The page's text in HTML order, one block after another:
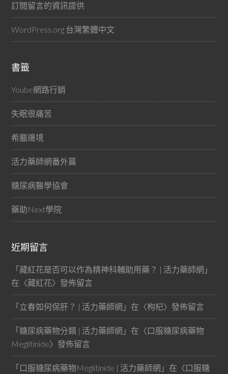
訂閱留言的資訊提供
WordPress.org 台灣繁體中文
書籤
Yoube網路行銷
失眠很痛苦
希臘邊境
活力藥師網番外篇
糖尿病醫學協會
藥助Next學院
近期留言
「藏紅花是否可以作為精神科輔助用藥？ | 活力藥師網 」
在〈藏紅花〉發佈留言
「立春如何保肝？ | 活力藥師網 」在〈枸杞〉發佈留言
「糖尿病藥物分類 | 活力藥師網 」在〈口服糖尿病藥物
Meglitinide〉發佈留言
「口服糖尿病藥物Meglitinide | 活力藥師網 」在〈口服糖